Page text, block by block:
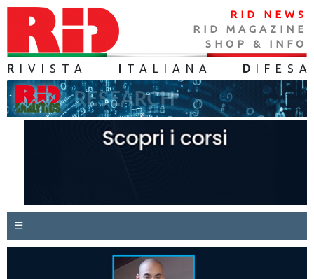
RID NEWS
RID MAGAZINE
SHOP & INFO
R IVISTA TALIANA D IFES A
☰